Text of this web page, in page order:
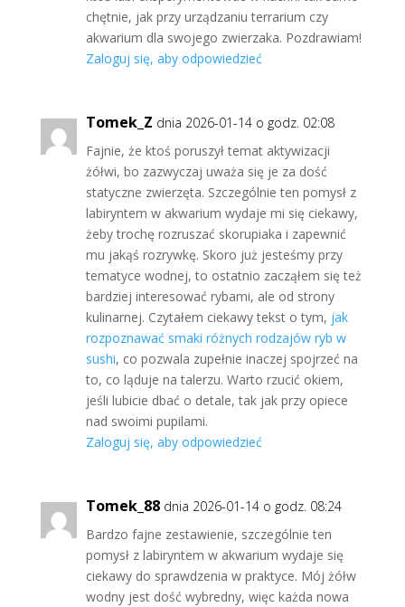
chętnie, jak przy urządzaniu terrarium czy
akwarium dla swojego zwierzaka. Pozdrawiam!
Zaloguj się, aby odpowiedzieć
Tomek_Z dnia 2026-01-14 o godz. 02:08
Fajnie, że ktoś poruszył temat aktywizacji
żółwi, bo zazwyczaj uważa się je za dość
statyczne zwierzęta. Szczególnie ten pomysł z
labiryntem w akwarium wydaje mi się ciekawy,
żeby trochę rozruszać skorupiaka i zapewnić
mu jakąś rozrywkę. Skoro już jesteśmy przy
tematyce wodnej, to ostatnio zacząłem się też
bardziej interesować rybami, ale od strony
kulinarnej. Czytałem ciekawy tekst o tym, jak
rozpoznawać smaki różnych rodzajów ryb w
sushi, co pozwala zupełnie inaczej spojrzeć na
to, co ląduje na talerzu. Warto rzucić okiem,
jeśli lubicie dbać o detale, tak jak przy opiece
nad swoimi pupilami.
Zaloguj się, aby odpowiedzieć
Tomek_88 dnia 2026-01-14 o godz. 08:24
Bardzo fajne zestawienie, szczególnie ten
pomysł z labiryntem w akwarium wydaje się
ciekawy do sprawdzenia w praktyce. Mój żółw
wodny jest dość wybredny, więc każda nowa